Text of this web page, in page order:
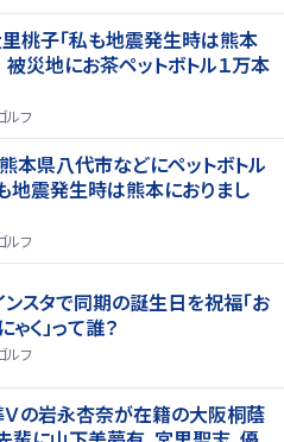
里桃子「私も地震発生時は熊本
災地にお茶ペットボトル１万本
ルフ
本県八代市などにペットボトル
地震発生時は熊本におりまし
ルフ
スタで同期の誕生日を祝福「お
く」って誰？
ルフ
の岩永杏奈が在籍の大阪桐蔭